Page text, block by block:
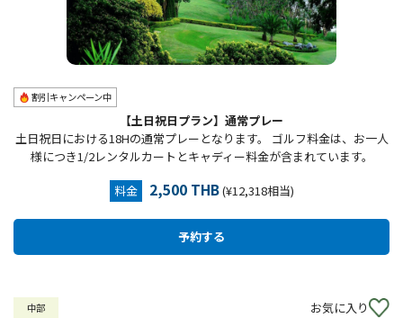
割引キャンペーン中
【土日祝日プラン】通常プレー
土日祝日における18Hの通常プレーとなります。 ゴルフ料金は、お一人
様につき1/2レンタルカートとキャディー料金が含まれています。
料金
2,500 THB(¥12,318相当)
中部 お気に入り